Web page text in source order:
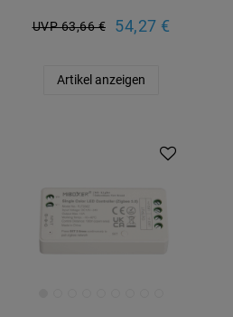
UVP 63,66 € 54,27 €
Artikel anzeigen